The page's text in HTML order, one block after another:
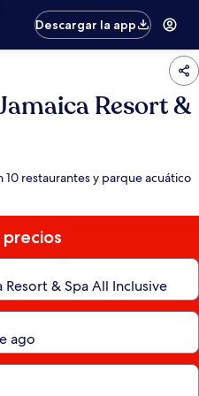
Descargar la app
Resort &
10 restaurantes y parque acuático